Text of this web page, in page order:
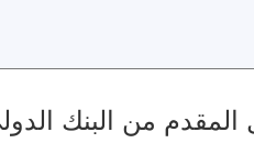
من البنك الدولي